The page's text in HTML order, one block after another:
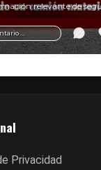
...
relevante de
para
Privacidad